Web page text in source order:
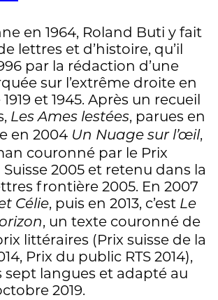
en 1964, Roland Buti y fait
lettres et d’histoire, qu’il
par la rédaction d’une
sur l’extrême droite en
et 1945. Après un recueil
Les Ames lestées, parues en
en 2004 Un Nuage sur l’œil,
couronné par le Prix
2005 et retenu dans la
frontière 2005. En 2007
Célie, puis en 2013, c’est Le
, un texte couronné de
littéraires (Prix suisse de la
Prix du public RTS 2014),
langues et adapté au
2019.